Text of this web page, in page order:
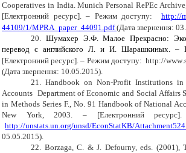
Cooperatives in India. Munich Personal RePEc
[Електронний ресурс]. – Режим доступу:
http://
44109/1/MPRA_ paper_44091.pdf (Дата звернення:
20. Шумахер Э.Ф. Малое Прекрасно:
перевод c английского Л. и И. Шарашкиных. –
[Електронний ресурс]. – Режимдоступу: http://www.
(Дата звернення: 10.05.2015).
21. Handbook on Non-Profit Institutions
Accounts Department of Economic and Social Affairs
in Methods Series F., No. 91 Handbook of National
New York, 2003. – [Електронний
http://unstats.un.org/unsd/EconStatKB/
05.05.2015).
22. Borzaga, C. & J. Defourny, eds. (2001),